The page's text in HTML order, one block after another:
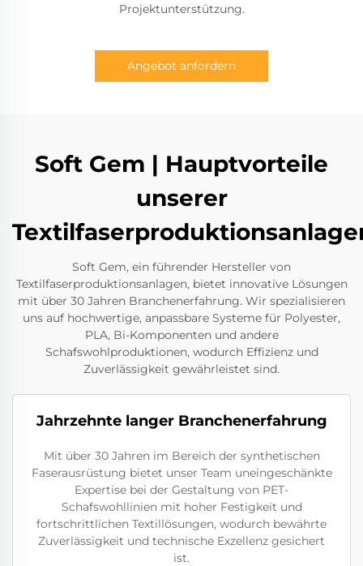
Projektunterstützung.
Angebot anfordern
Soft Gem | Hauptvorteile
unserer
Soft Gem, ein führender Hersteller von
Textilfaserproduktionsanlagen, bietet innovative Lösungen
mit über 30 Jahren Branchenerfahrung. Wir spezialisieren
uns auf hochwertige, anpassbare Systeme für Polyester,
PLA, Bi-Komponenten und andere
Schafswohlproduktionen, wodurch Effizienz und
Zuverlässigkeit gewährleistet sind.
Jahrzehnte langer Branchenerfahrung
Mit über 30 Jahren im Bereich der synthetischen
Faserausrüstung bietet unser Team uneingeschänkte
Expertise bei der Gestaltung von PET-
Schafswohllinien mit hoher Festigkeit und
fortschrittlichen Textillösungen, wodurch bewährte
Zuverlässigkeit und technische Exzellenz gesichert
ist.